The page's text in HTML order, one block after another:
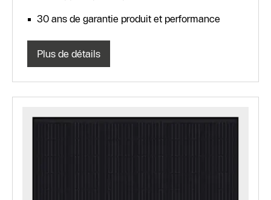
30 ans de garantie produit et performance
Plus de détails